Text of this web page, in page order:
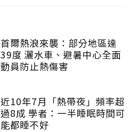
首爾熱浪來襲：部分地區達
39度 灑水車、避暑中心全面
動員防止熱傷害
近10年7月「熱帶夜」頻率超
過8成 學者：一半睡眠時間可
能都睡不好